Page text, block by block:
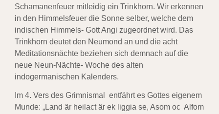
Schamanenfeuer mitleidig ein Trinkhorn. Wir erkennen
in den Himmelsfeuer die Sonne selber, welche dem
indischen Himmels- Gott Angi zugeordnet wird. Das
Trinkhorn deutet den Neumond an und die acht
Meditationsnächte beziehen sich demnach auf die
neue Neun-Nächte- Woche des alten
indogermanischen Kalenders.
Im 4. Vers des Grimnismal entfährt es Gottes eigenem
Munde: „Land är heilact är ek liggia se, Asom oc Alfom